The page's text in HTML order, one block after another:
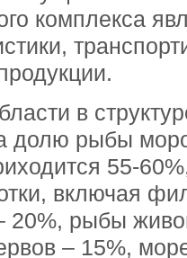
комплекса
в
долю рыбы
55-
включая
20%, рыбы
– 15%,